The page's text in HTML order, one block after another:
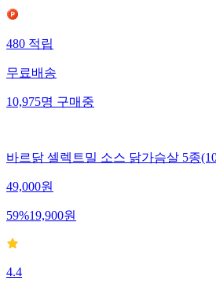
480 적립
무료배송
10,975명 구매중
바르닭 셀렉트밀 소스 닭가슴살 5종
49,000원
59%19,900원
4.4